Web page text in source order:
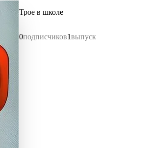
Трое в школе
0подписчиков1выпуск